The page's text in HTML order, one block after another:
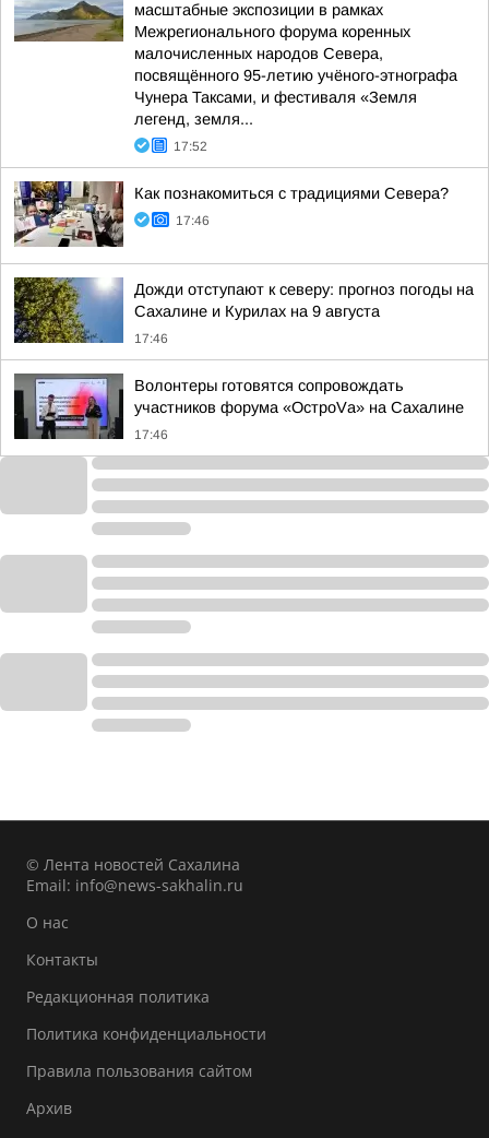
масштабные экспозиции в рамках
Межрегионального форума коренных
малочисленных народов Севера,
посвящённого 95-летию учёного-этнографа
Чунера Таксами, и фестиваля «Земля
легенд, земля...
17:52
Как познакомиться с традициями Севера?
17:46
Дожди отступают к северу: прогноз погоды на
Сахалине и Курилах на 9 августа
17:46
Волонтеры готовятся сопровождать
участников форума «ОстроVа» на Сахалине
17:46
© Лента новостей Сахалина
Email: info@news-sakhalin.ru
О нас
Контакты
Редакционная политика
Политика конфиденциальности
Правила пользования сайтом
Архив